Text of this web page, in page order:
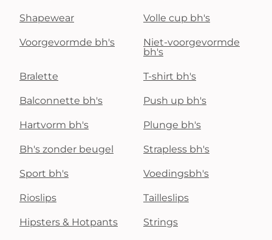
Shapewear Volle cup bh's
Voorgevormde bh's
Niet-voorgevormde
bh's
Bralette T-shirt bh's
Balconnette bh's Push up bh's
Hartvorm bh's Plunge bh's
Bh's zonder beugel Strapless bh's
Sport bh's Voedingsbh's
Rioslips Tailleslips
Hipsters & Hotpants Strings